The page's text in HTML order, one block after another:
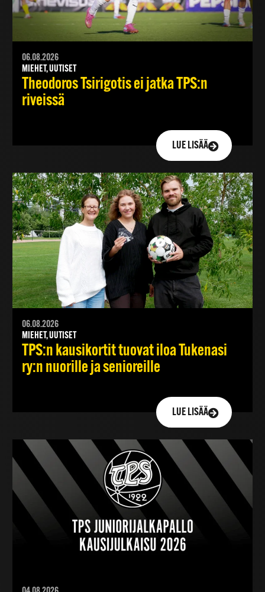
06.08.2026
MIEHET, UUTISET
Theodoros Tsirigotis ei jatka TPS:n
riveissä
LUE LISÄÄ
06.08.2026
MIEHET, UUTISET
TPS:n kausikortit tuovat iloa Tukenasi
ry:n nuorille ja senioreille
LUE LISÄÄ